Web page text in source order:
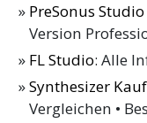
PreSonus
Version
FL Studio: Alle
Synthesizer
Vergleichen •